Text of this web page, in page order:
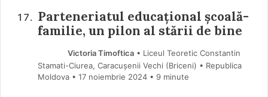
Parteneriatul educațional școală-
familie, un pilon al stării de bine
Victoria Timoftica• Liceul Teoretic Constantin
Stamati-Ciurea, Caracușenii Vechi (Briceni) • Republica
Moldova
17 noiembrie 2024 • 9 minute